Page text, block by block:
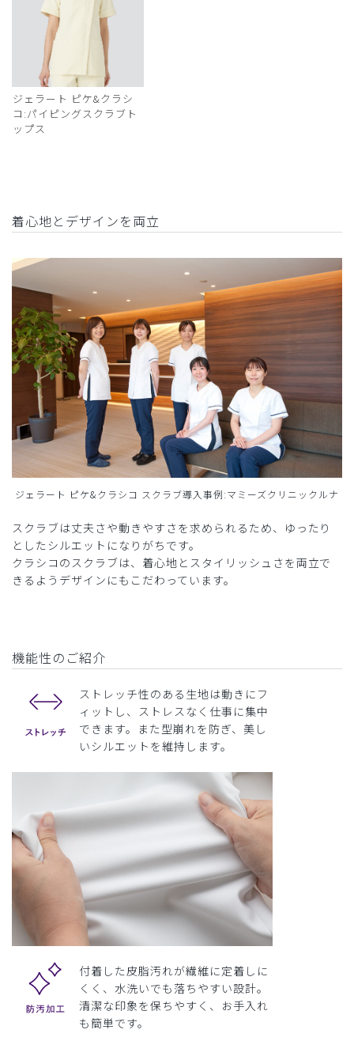
ジェラート ピケ&クラシ
コ:パイピングスクラブト
ップス
着心地とデザインを両立
ジェラート ピケ&クラシコ スクラブ導入事例:マミーズクリニックルナ
スクラブは丈夫さや動きやすさを求められるため、ゆったり
としたシルエットになりがちです。
クラシコのスクラブは、着心地とスタイリッシュさを両立で
きるようデザインにもこだわっています。
機能性のご紹介
ストレッチ性のある生地は動きにフ
ィットし、ストレスなく仕事に集中
できます。また型崩れを防ぎ、美し
いシルエットを維持します。
付着した皮脂汚れが繊維に定着しに
くく、水洗いでも落ちやすい設計。
清潔な印象を保ちやすく、お手入れ
も簡単です。